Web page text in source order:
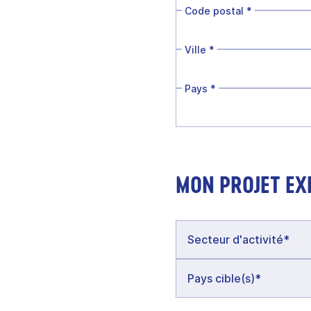
Code postal *
Ville *
Pays *
MON PROJET